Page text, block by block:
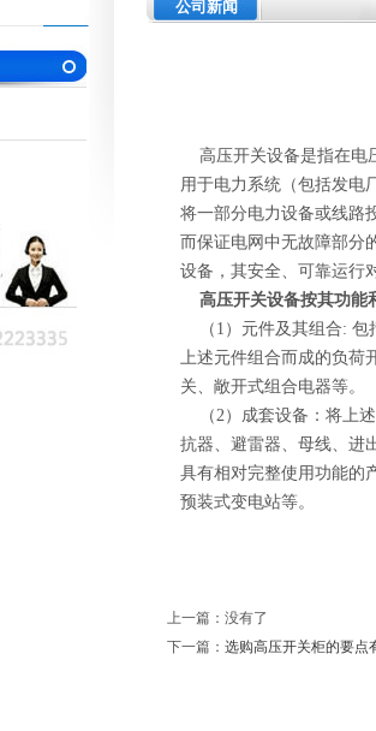
公司新闻
高压开关设备是指在电
用于电力系统（包括发电
将一部分电力设备或线路
而保证电网中无故障部分
设备，其安全、可靠运行
高压开关设备按其功能
（1）元件及其组合: 包
上述元件组合而成的负荷
关、敞开式组合电器等。
（2）成套设备：将上述
抗器、避雷器、母线、进
具有相对完整使用功能的
预装式变电站等。
上一篇：没有了
下一篇： 选购高压开关柜的要点